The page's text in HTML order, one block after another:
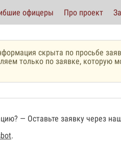
офицеры Про проект
скрыта по просьбе
только по заявке, которую
— Оставьте заявку через
.